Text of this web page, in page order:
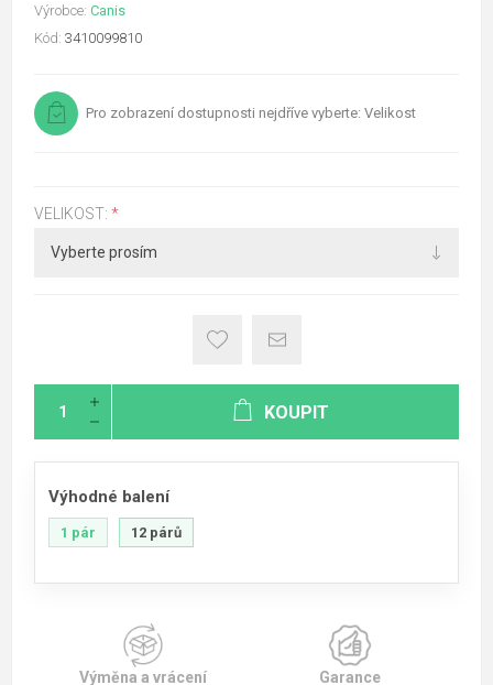
Výrobce: Canis
Kód: 3410099810
Pro zobrazení dostupnosti nejdříve vyberte: Velikost
VELIKOST: *
KOUPIT
Výhodné balení
1 pár 12 párů
Výměna a vrácení
Garance